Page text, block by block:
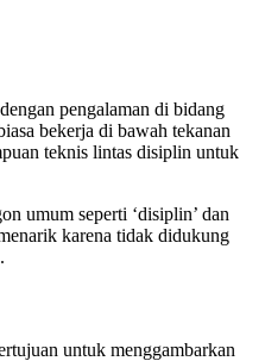
pengalaman di bidang
bekerja di bawah tekanan
teknis lintas disiplin untuk
umum seperti ‘disiplin’ dan
karena tidak didukung
untuk menggambarkan